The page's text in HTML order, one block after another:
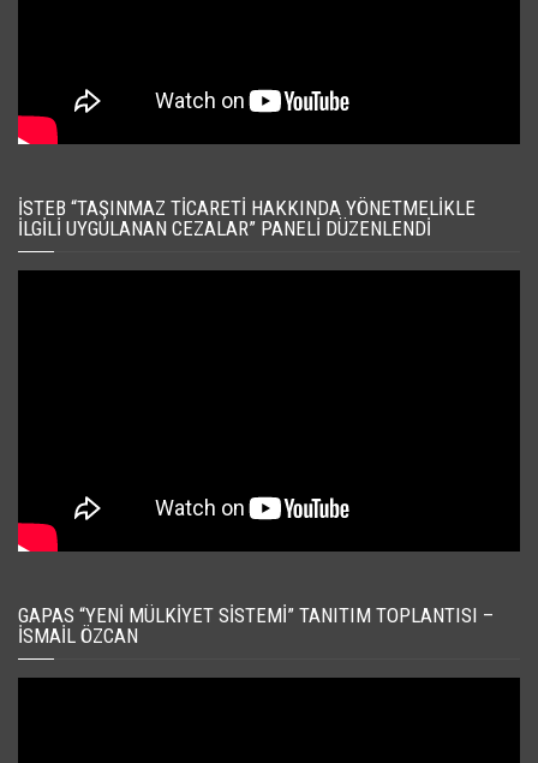
İSTEB “TAŞINMAZ TICARETI HAKKINDA YÖNETMELIKLE
İLGILI UYGULANAN CEZALAR” PANELI DÜZENLENDI
GAPAS “YENI MÜLKIYET SISTEMI” TANITIM TOPLANTISI –
İSMAIL ÖZCAN